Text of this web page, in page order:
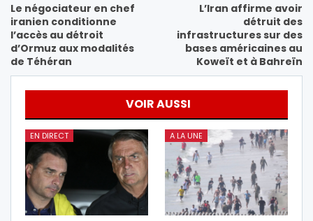
Le négociateur en chef
iranien conditionne
l’accès au détroit
d’Ormuz aux modalités
de Téhéran
L’Iran affirme avoir
détruit des
infrastructures sur des
bases américaines au
Koweït et à Bahreïn
VOIR AUSSI
EN DIRECT A LA UNE